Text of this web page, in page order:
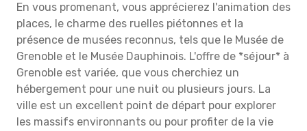
En vous promenant, vous apprécierez l'animation des
places, le charme des ruelles piétonnes et la
présence de musées reconnus, tels que le Musée de
Grenoble et le Musée Dauphinois. L'offre de *séjour* à
Grenoble est variée, que vous cherchiez un
hébergement pour une nuit ou plusieurs jours. La
ville est un excellent point de départ pour explorer
les massifs environnants ou pour profiter de la vie